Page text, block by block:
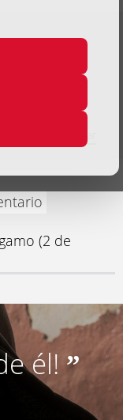
- Año Impar
(2 de
él! ”